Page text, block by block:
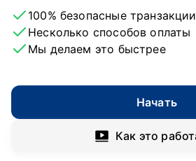
100% безопасные транзакции
Несколько способов оплаты
Мы делаем это быстрее
Начать
Как это